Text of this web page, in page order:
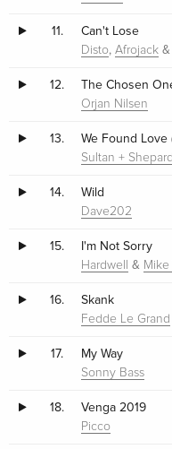
11. Can't Lose
Disto,Afrojack
12. The Chosen
Orjan Nilsen
13. We Found Love
Sultan + Shepard
14. Wild
Dave202
15. I'm Not Sorry
Hardwell & Mike
16. Skank
Fedde Le Grand
17. My Way
Sonny Bass
18. Venga 2019
Picco